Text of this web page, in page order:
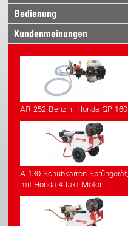
Bedienung
Kundenmeinungen
AR 252 Benzin, Honda GP 160
A 130 Schubkarren-Sprühgerät,
mit Honda 4 Takt-Motor